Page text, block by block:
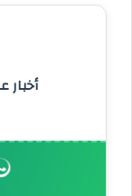
أخبار